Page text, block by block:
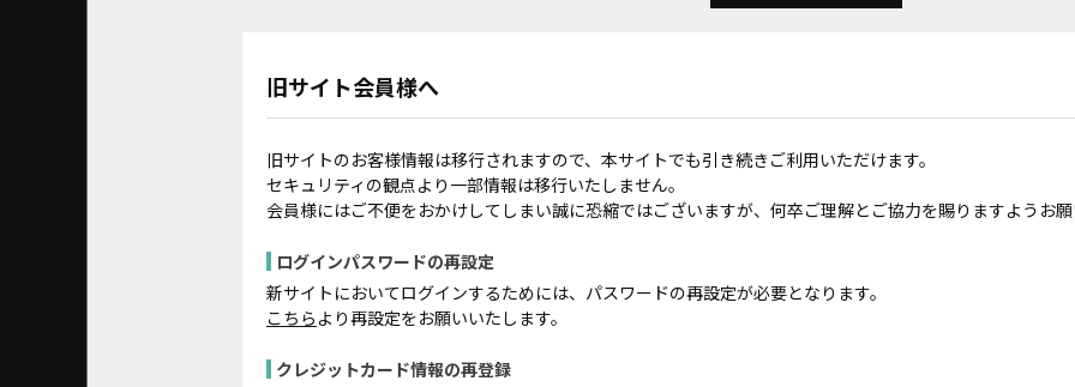
旧サイト会員様へ
旧サイトのお客様情報は移行されますので、本サイトでも引き続きご利用いただけます。
セキュリティの観点より一部情報は移行いたしません。
会員様にはご不便をおかけしてしまい誠に恐縮ではございますが、何卒ご理解とご協力を賜りますようお
ログインパスワードの再設定
新サイトにおいてログインするためには、パスワードの再設定が必要となります。
こちら より再設定をお願いいたします。
クレジットカード情報の再登録